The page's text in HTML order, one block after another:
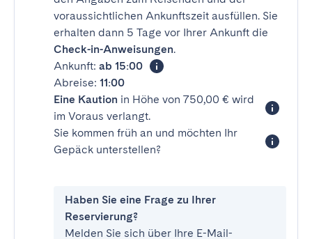
voraussichtlichen Ankunftszeit ausfüllen. Sie
erhalten dann 5 Tage vor Ihrer Ankunft die
Check-in-Anweisungen.
Ankunft: ab 15:00
Abreise: 11:00
Eine Kaution in Höhe von 750,00 € wird
im Voraus verlangt.
Sie kommen früh an und möchten Ihr
Gepäck unterstellen?
Haben Sie eine Frage zu Ihrer
Reservierung?
Melden Sie sich über Ihre E-Mail-